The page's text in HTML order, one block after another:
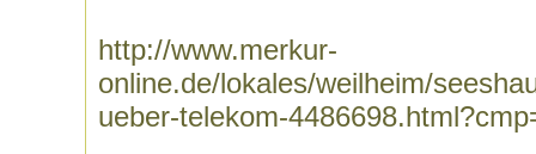
http://www.merkur-
online.de/lokales/weilheim/
ueber-telekom-